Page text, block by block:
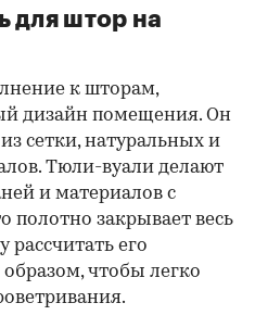
для штор на
к шторам,
дизайн помещения. Он
сетки, натуральных и
Тюли-вуали делают
и материалов с
полотно закрывает весь
рассчитать его
чтобы легко